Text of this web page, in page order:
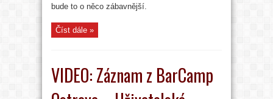
bude to o něco zábavnější.
Číst dále »
VIDEO: Záznam z BarCamp